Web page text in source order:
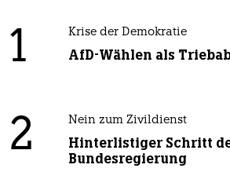
1 Krise der Demokratie
AfD-Wählen als
2 Nein zum Zivildienst
Hinterlistiger Schritt
Bundesregierung